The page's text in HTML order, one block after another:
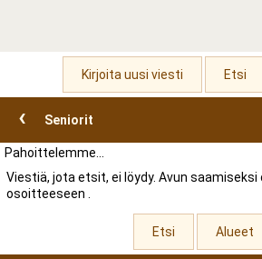
Kirjoita uusi viesti Etsi
‹ Seniorit
Pahoittelemme...
Viestiä, jota etsit, ei löydy. Avun
osoitteeseen
Etsi Alueet